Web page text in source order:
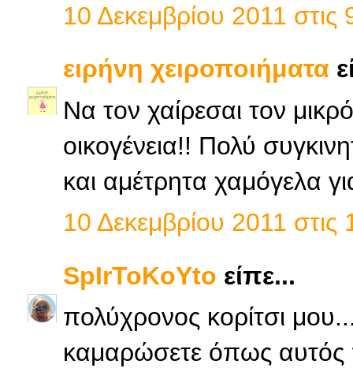
10 Δεκεμβρίου 2011
ειρήνη χειροποιήματα
Να τον χαίρεσαι τον
οικογένεια!! Πολύ
και αμέτρητα χαμόγελα
10 Δεκεμβρίου 2011
SpIrToKoYto είπε...
πολύχρονος κορίτσι
καμαρώσετε όπως αυτός